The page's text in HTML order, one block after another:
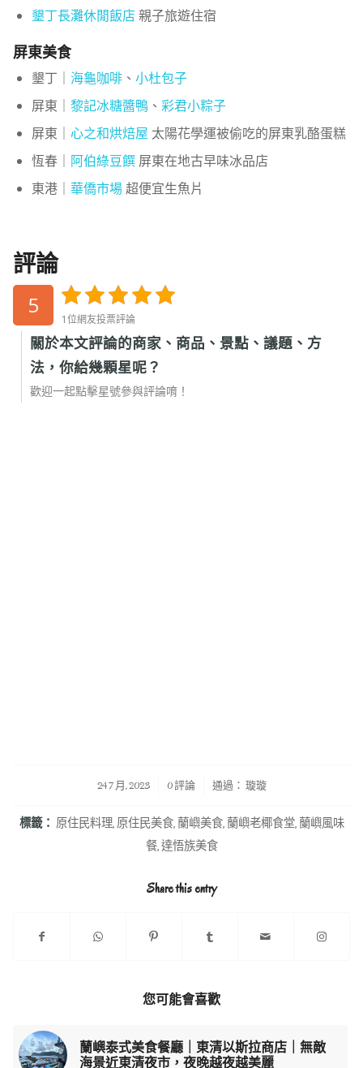
墾丁長灘休閒飯店親子旅遊住宿
屏東美食
墾丁｜ 海龜咖啡、 小杜包子
屏東｜ 黎記冰糖醬鴨、 彩君小粽子
屏東｜ 心之和烘焙屋 太陽花學運被偷吃的屏東乳酪蛋糕
恆春｜ 阿伯綠豆饌屏東在地古早味冰品店
東港｜ 華僑市場超便宜生魚片
評論
5
1位網友投票評論
關於本文評論的商家、商品、景點、議題、方
法，你給幾顆星呢？
歡迎一起點擊星號參與評論唷！
24 7 月, 2023
/ 0 評論 通過： 璇璇
標籤： 原住民料理, 原住民美食, 蘭嶼美食, 蘭嶼老椰食堂, 蘭嶼風味
餐,達悟族美食
Share this entry
您可能會喜歡
蘭嶼泰式美食餐廳｜東清以斯拉商店｜無敵
海景近東清夜市，夜晚越夜越美麗